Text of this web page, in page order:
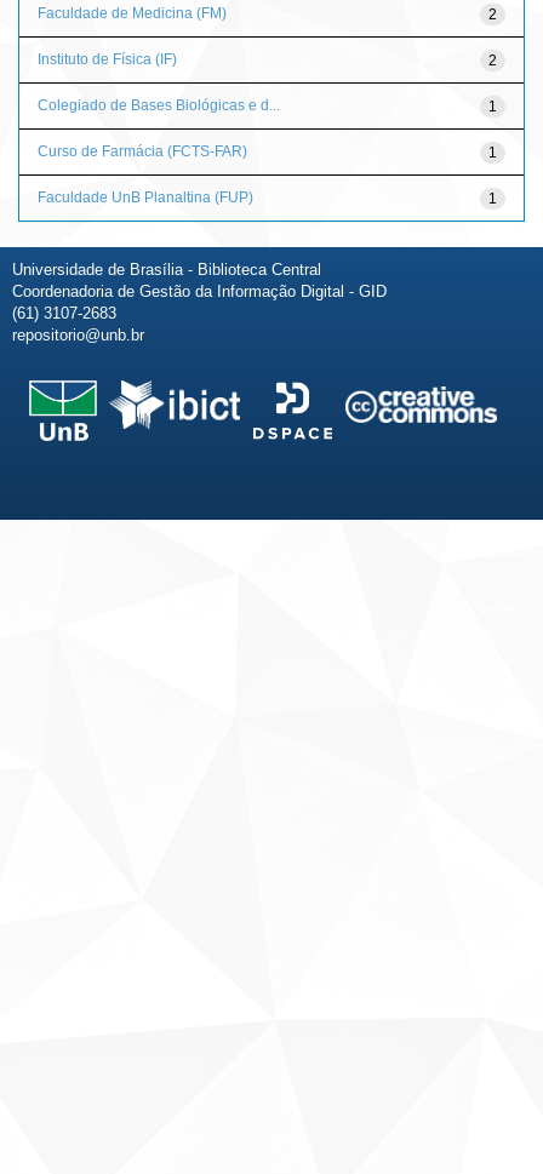
2
Faculdade de Medicina (FM)
2
Instituto de Física (IF)
1
Colegiado de Bases Biológicas e d...
1
Curso de Farmácia (FCTS-FAR)
1
Faculdade UnB Planaltina (FUP)
Universidade de Brasília - Biblioteca Central
Coordenadoria de Gestão da Informação Digital - GID
(61) 3107-2683
repositorio@unb.br